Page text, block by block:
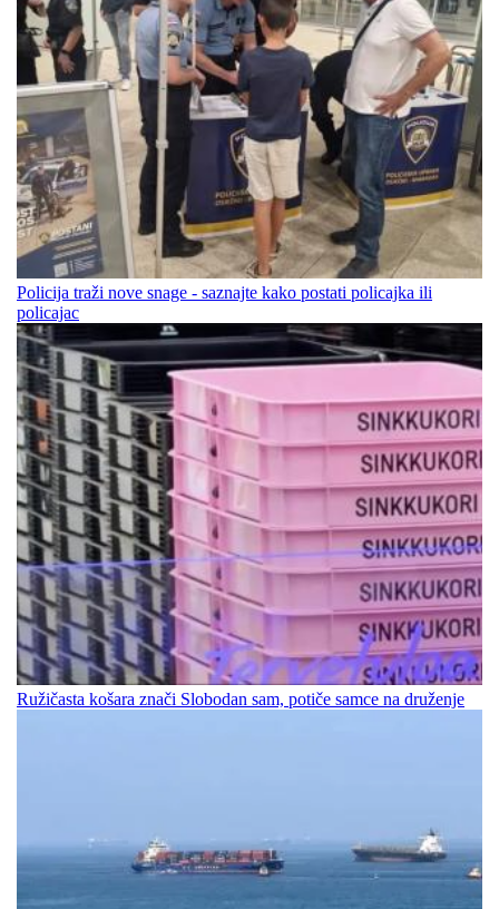
Policija traži nove snage - saznajte kako postati policajka ili
policajac
Ružičasta košara znači Slobodan sam, potiče samce na druženje